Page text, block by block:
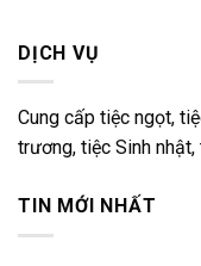
DỊCH VỤ
Cung cấp tiệc ngọt,
trương, tiệc Sinh
TIN MỚI NHẤT